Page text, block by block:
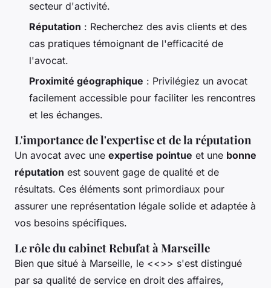
secteur d'activité.
Réputation : Recherchez des avis clients et des
cas pratiques témoignant de l'efficacité de
l'avocat.
Proximité géographique : Privilégiez un avocat
facilement accessible pour faciliter les rencontres
et les échanges.
L'importance de l'expertise et de la réputation
Un avocat avec une expertise pointue et une bonne
réputation est souvent gage de qualité et de
résultats. Ces éléments sont primordiaux pour
assurer une représentation légale solide et adaptée à
vos besoins spécifiques.
Le rôle du cabinet Rebufat à Marseille
Bien que situé à Marseille, le <<>> s'est distingué
par sa qualité de service en droit des affaires,